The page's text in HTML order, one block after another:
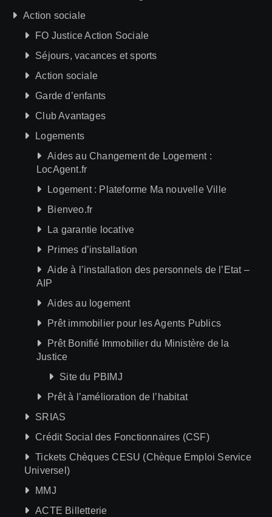
Action sociale
FO Justice Action Sociale
Séjours, vacances et sports
Action sociale
Garde d’enfants
Club Avantages
Logements
Aides au Changement de Logement :
LocAgent.fr
Logement : Plateforme Ma nouvelle Ville
Bienveo.fr
La garantie locative
Primes d’installation
Aide à l’installation des personnels de l’Etat –
AIP
Aides au logement
Prêt immobilier pour les Agents Publics
Prêt Bonifié Immobilier du Ministère de la
Justice
Site du PBIMJ
Prêt à l’amélioration de l’habitat
SRIAS
Crédit Social des Fonctionnaires (CSF)
Tickets Chèques CESU (Chèque Emploi Service
Universel)
MMJ
ACTE Billetterie